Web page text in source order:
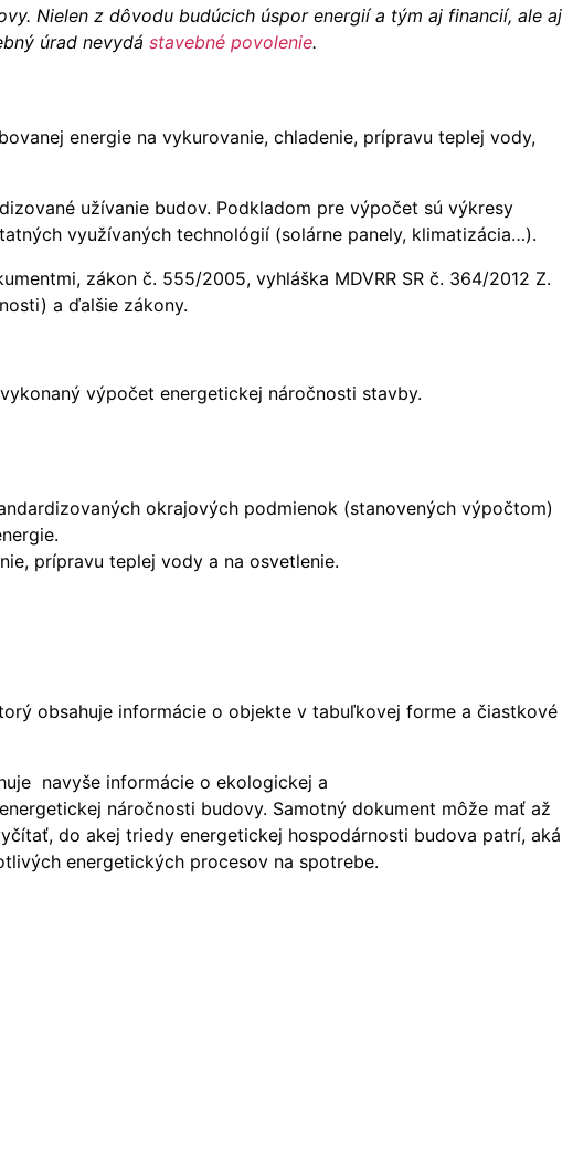
Nielen z dôvodu budúcich úspor energií a tým aj financií, ale aj
úrad nevydá stavebné povolenie.
energie na vykurovanie, chladenie, prípravu teplej vody,
užívanie budov. Podkladom pre výpočet sú výkresy
využívaných technológií (solárne panely, klimatizácia…).
zákon č. 555/2005, vyhláška MDVRR SR č. 364/2012 Z.
a ďalšie zákony.
výpočet energetickej náročnosti stavby.
okrajových podmienok (stanovených výpočtom)
prípravu teplej vody a na osvetlenie.
obsahuje informácie o objekte v tabuľkovej forme a čiastkové
navyše informácie o ekologickej a
náročnosti budovy. Samotný dokument môže mať až
do akej triedy energetickej hospodárnosti budova patrí, aká
energetických procesov na spotrebe.